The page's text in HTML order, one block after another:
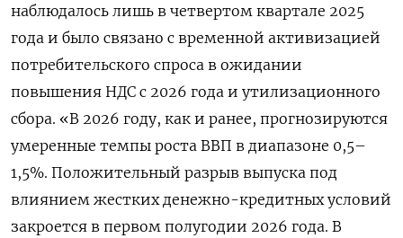
наблюдалось лишь в четвертом квартале 2025
года ​и было связано с временной активизацией
потребительского ‌спроса в ожидании
повышения НДС с 2026 года ​и утилизационного
сбора. «В 2026 году, как и ‌ранее, прогнозируются
умеренные темпы роста ВВП в диапазоне 0,5–
1,5%. Положительный разрыв выпуска под
влиянием жестких денежно-кредитных ​условий
закроется ​в первом полугодии ‌2026 года. В